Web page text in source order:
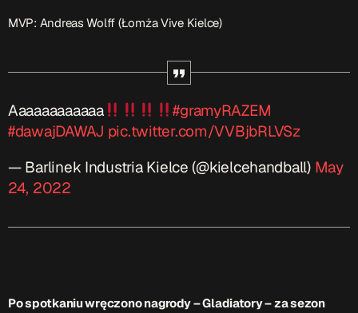
MVP: Andreas Wolff (Łomża Vive Kielce)
Aaaaaaaaaaaa
#gramyRAZEM
#dawajDAWAJ pic.twitter.com/VVBjbRLVSz
— Barlinek Industria Kielce (@kielcehandball) May
24, 2022
Po spotkaniu wręczono nagrody – Gladiatory – za sezon